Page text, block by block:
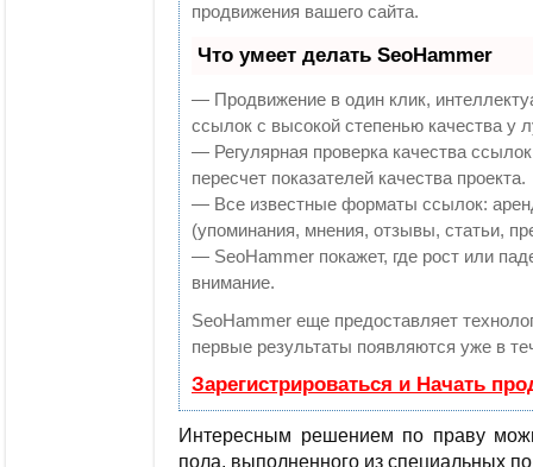
продвижения вашего сайта.
Что умеет делать SeoHammer
— Продвижение в один клик,
ссылок с высокой степенью качества у
— Регулярная проверка качества
пересчет показателей качества проекта.
— Все известные форматы ссылок:
(упоминания, мнения, отзывы, статьи,
— SeoHammer покажет, где рост или
внимание.
SeoHammer еще предоставляет
первые результаты появляются уже в
Зарегистрироваться и Начать
Интересным решением по праву
пола, выполненного из специальных